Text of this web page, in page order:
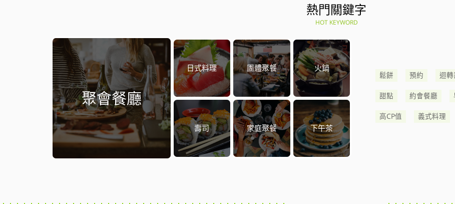
熱門關鍵字
HOT KEYWORD
聚會餐廳
日式料理 團體聚餐 火鍋
壽司 家庭聚餐 下午茶
鬆餅 預約 迴轉
甜點 約會餐廳
高CP值 義式料理